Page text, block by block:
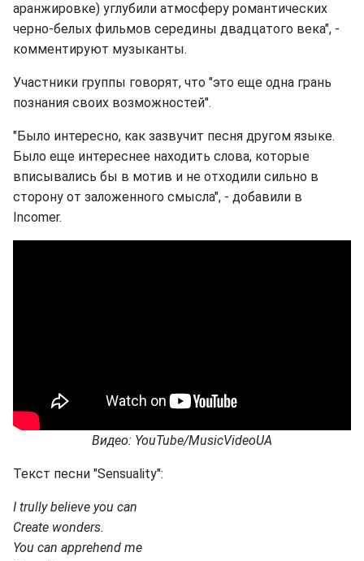
аранжировке) углубили атмосферу романтических
черно-белых фильмов середины двадцатого века", -
комментируют музыканты.
Участники группы говорят, что "это еще одна грань
познания своих возможностей".
"Было интересно, как зазвучит песня другом языке.
Было еще интереснее находить слова, которые
вписывались бы в мотив и не отходили сильно в
сторону от заложенного смысла", - добавили в
Incomer.
Видео: YouTube/MusicVideoUA
Текст песни "Sensuality":
I trully believe you can
Create wonders.
You can apprehend me